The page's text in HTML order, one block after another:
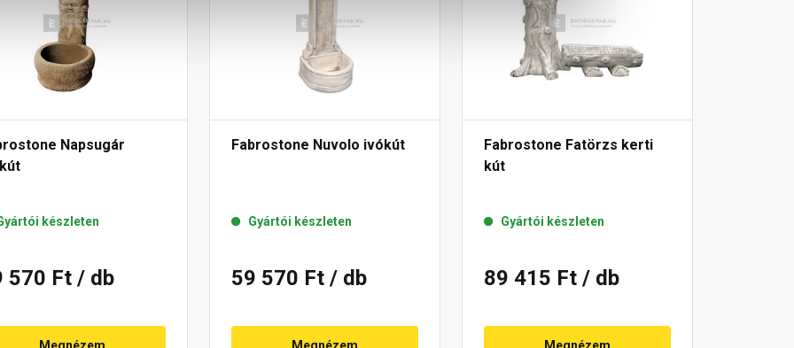
Napsugár
készleten
570 Ft / db
Fabrostone Nuvolo ivókút
Gyártói készleten
59 570 Ft / db
Fabrostone Fatörzs kerti
kút
Gyártói készleten
89 415 Ft / db